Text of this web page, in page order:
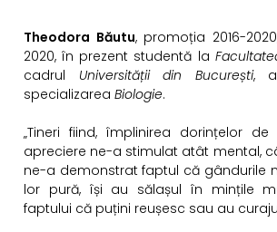
Theodora Băutu, promoția 2016-
2020, în prezent studentă la
cadrul Universității din București,
specializarea Biologie.
„Tineri fiind, împlinirea dorințelor de
apreciere ne-a stimulat atât mental,
ne-a demonstrat faptul că gândurile
lor pură, își au sălașul în mințile
faptului că puțini reușesc sau au